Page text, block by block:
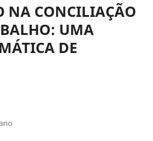
NA CONCILIAÇÃO
UMA
DE